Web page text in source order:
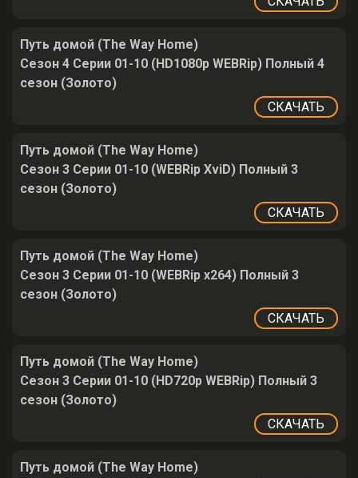
Путь домой (The Way Home)
Сезон 4 Серии 01-10 (HD1080p WEBRip) Полный 4
сезон (Золото)
СКАЧАТЬ
Путь домой (The Way Home)
Сезон 3 Серии 01-10 (WEBRip XviD) Полный 3
сезон (Золото)
СКАЧАТЬ
Путь домой (The Way Home)
Сезон 3 Серии 01-10 (WEBRip x264) Полный 3
сезон (Золото)
СКАЧАТЬ
Путь домой (The Way Home)
Сезон 3 Серии 01-10 (HD720p WEBRip) Полный 3
сезон (Золото)
СКАЧАТЬ
Путь домой (The Way Home)